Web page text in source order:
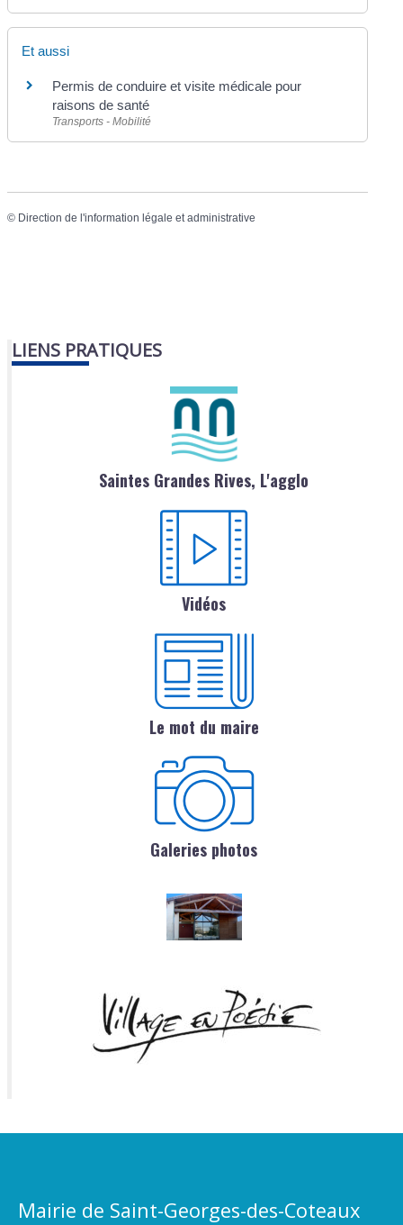
Et aussi
Permis de conduire et visite médicale pour
raisons de santé
Transports - Mobilité
© Direction de l'information légale et administrative
LIENS PRATIQUES
Saintes Grandes Rives, L'agglo
Vidéos
Le mot du maire
Galeries photos
Mairie de Saint-Georges-des-Coteaux